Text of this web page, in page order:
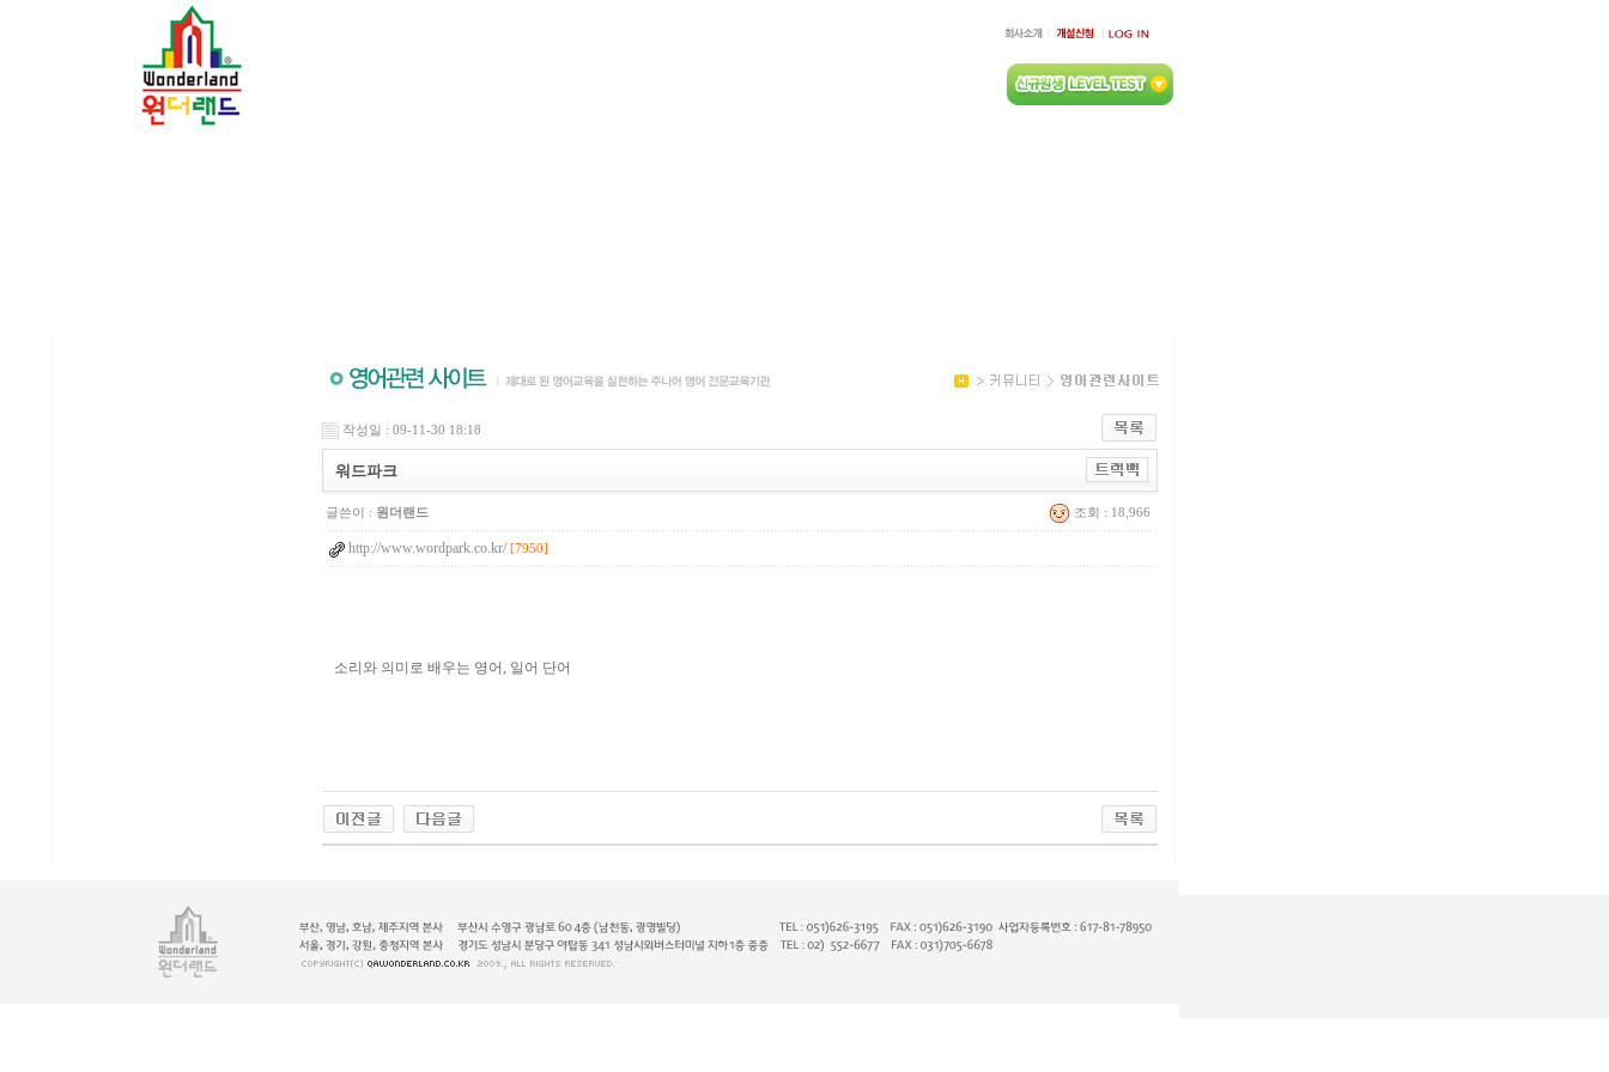
작성일 : 09-11-30 18:18
워드파크
글쓴이 : 원더랜드 조회 : 18,966
http://www.wordpark.co.kr/ [7950]
소리와 의미로 배우는 영어, 일어 단어